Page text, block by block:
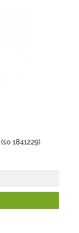
1841229)